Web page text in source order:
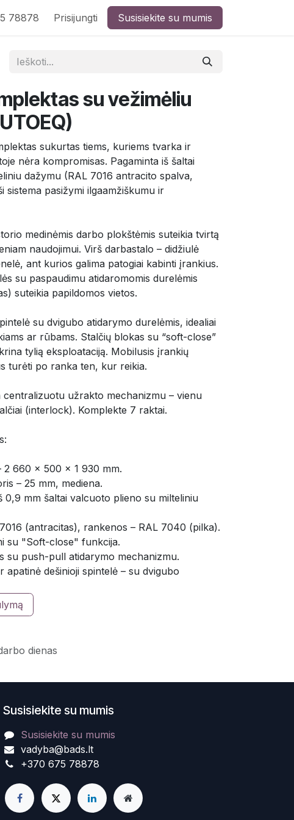
78878 Prisijungti Susisiekite su mumis
su vežimėliu
sukurtas tiems, kuriems tvarka ir
nėra kompromisas. Pagaminta iš šaltai
dažymu (RAL 7016 antracito spalva,
sistema pasižymi ilgaamžiškumu ir
medinėmis darbo plokštėmis suteikia tvirtą
naudojimui. Virš darbastalo – didžiulė
ant kurios galima patogiai kabinti įrankius.
su paspaudimu atidaromomis durelėmis
suteikia papildomos vietos.
su dvigubo atidarymo durelėmis, idealiai
ar rūbams. Stalčių blokas su “soft-close”
tylią eksploataciją. Mobilusis įrankių
turėti po ranka ten, kur reikia.
centralizuotu užrakto mechanizmu – vienu
(interlock). Komplekte 7 raktai.
2 660 × 500 × 1 930 mm.
– 25 mm, mediena.
0,9 mm šaltai valcuoto plieno su milteliniu
(antracitas), rankenos – RAL 7040 (pilka).
su "Soft-close" funkcija.
su push-pull atidarymo mechanizmu.
apatinė dešinioji spintelė – su dvigubo
dienas
Susisiekite su mumis
Susisiekite su mumis
vadyba@bads.lt
+370 675 78878